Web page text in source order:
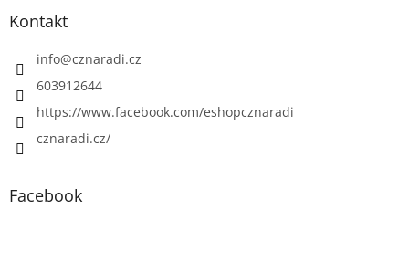
Kontakt
info@cznaradi.cz
603912644
https://www.facebook.com/eshopcznaradi
cznaradi.cz/
Facebook